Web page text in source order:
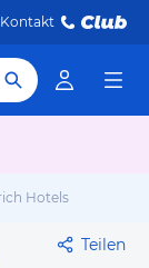
Kontakt
Hotels
Teilen